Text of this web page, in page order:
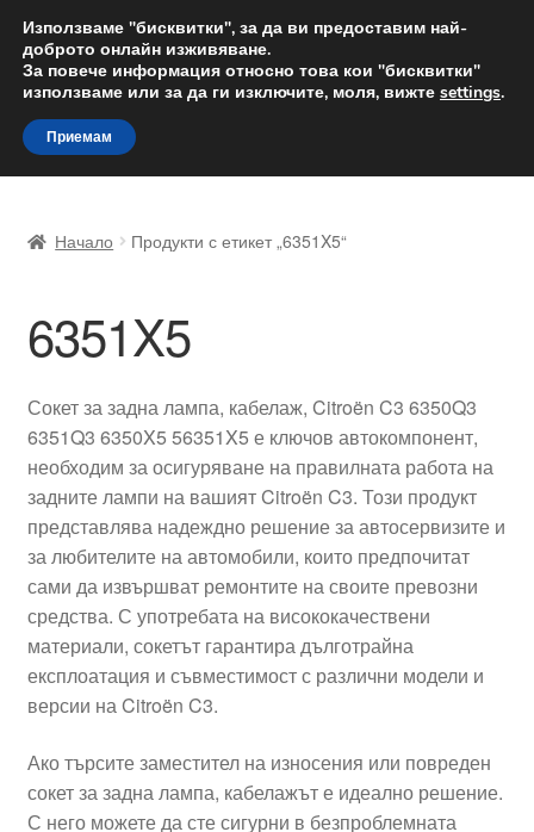
ДОСТАВКА от 12 лв.
Доставка по целия свят
Skip
to
navigation
Skip
to
content
Доставка по целия свят
Жалби
Количка
Контакт
Плащанията
Политика за поверителност
Правила и условия
Начало Продукти с етикет „6351X5“
6351X5
Сокет за задна лампа, кабелаж, Citroën C3 6350Q3
6351Q3 6350X5 56351X5 е ключов автокомпонент,
необходим за осигуряване на правилната работа на
задните лампи на вашият Citroën C3. Този продукт
представлява надеждно решение за автосервизите и
за любителите на автомобили, които предпочитат
сами да извършват ремонтите на своите превозни
средства. С употребата на висококачествени
материали, сокетът гарантира дълготрайна
експлоатация и съвместимост с различни модели и
версии на Citroën C3.
Ако търсите заместител на износения или повреден
сокет за задна лампа, кабелажът е идеално решение.
С него можете да сте сигурни в безпроблемната
Използваме "бисквитки", за да ви предоставим най-
доброто онлайн изживяване.
За повече информация относно това кои "бисквитки"
използваме или за да ги изключите, моля, вижте settings.
Приемам